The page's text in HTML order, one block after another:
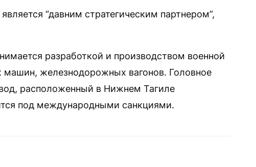
“давним стратегическим партнером”,
разработкой и производством военной
железнодорожных вагонов. Головное
расположенный в Нижнем Тагиле
под международными санкциями.